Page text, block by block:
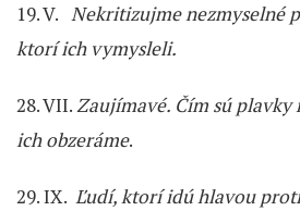
19. V. Nekritizujme nezmyselné
ktorí ich vymysleli.
28. VII.Zaujímavé. Čím sú plavky
ich obzeráme.
29. IX. Ľudí, ktorí idú hlavou